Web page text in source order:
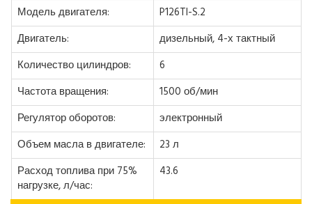
Модель двигателя:
P126TI-S.2
Двигатель:
дизельный, 4-х тактный
Количество цилиндров:
6
Частота вращения:
1500 об/мин
Регулятор оборотов:
электронный
Объем масла в двигателе:
23 л
Расход топлива при 75%
нагрузке, л/час:
43.6